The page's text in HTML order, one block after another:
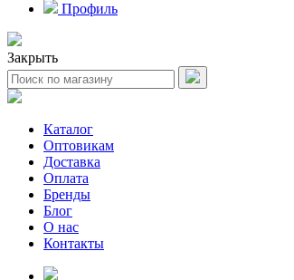
Профиль
Закрыть
Каталог
Оптовикам
Доставка
Оплата
Бренды
Блог
О нас
Контакты